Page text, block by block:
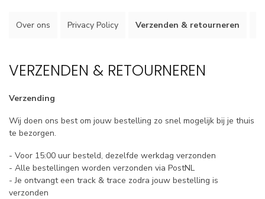
Over ons Privacy Policy Verzenden & retourneren
VERZENDEN & RETOURNEREN
Verzending
Wij doen ons best om jouw bestelling zo snel mogelijk bij je thuis
te bezorgen.
- Voor 15:00 uur besteld, dezelfde werkdag verzonden
- Alle bestellingen worden verzonden via PostNL
- Je ontvangt een track & trace zodra jouw bestelling is
verzonden